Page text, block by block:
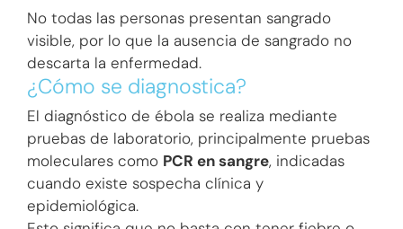
No todas las personas presentan sangrado
visible, por lo que la ausencia de sangrado no
descarta la enfermedad.
¿Cómo se diagnostica?
El diagnóstico de ébola se realiza mediante
pruebas de laboratorio, principalmente pruebas
moleculares como PCR en sangre, indicadas
cuando existe sospecha clínica y
epidemiológica.